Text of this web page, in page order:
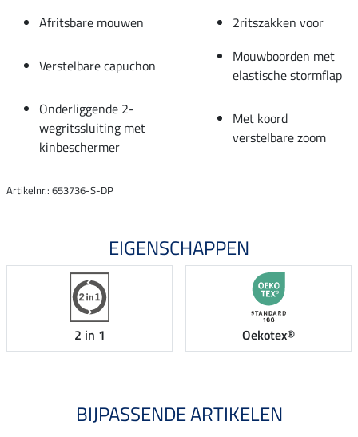
Afritsbare mouwen
2ritszakken voor
Verstelbare capuchon
Mouwboorden met
elastische stormflap
Onderliggende 2-
wegritssluiting met
kinbeschermer
Met koord
verstelbare zoom
Artikelnr.: 653736-S-DP
EIGENSCHAPPEN
2 in 1 Oekotex®
BIJPASSENDE ARTIKELEN